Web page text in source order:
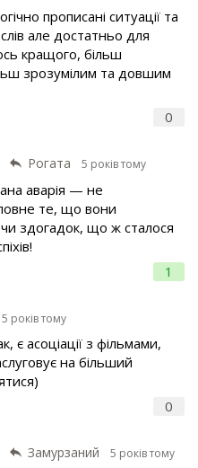
0
прописані ситуації та
але достатньо для
кращого, більш
зрозумілим та довшим
Рогата 5 років тому
1
аварія — не
те, що вони
здогадок, що ж сталося
5 років тому
0
є асоціації з фільмами,
на більший
Замурзаний 5 років тому